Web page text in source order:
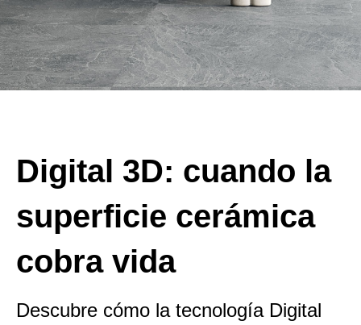
Digital 3D: cuando la
superficie cerámica
cobra vida
Descubre cómo la tecnología Digital